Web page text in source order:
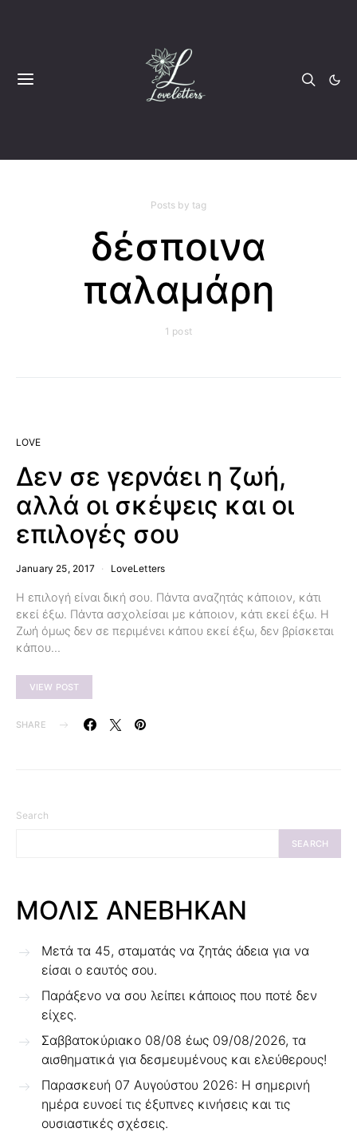
Posts by tag
δέσποινα
παλαμάρη
1 post
LOVE
Δεν σε γερνάει η ζωή,
αλλά οι σκέψεις και οι
επιλογές σου
January 25, 2017 LoveLetters
Η επιλογή είναι δική σου. Πάντα αναζητάς κάποιον, κάτι
εκεί έξω. Πάντα ασχολείσαι με κάποιον, κάτι εκεί έξω. Η
Ζωή όμως δεν σε περιμένει κάπου εκεί έξω, δεν βρίσκεται
κάπου…
VIEW POST
SHARE
Search
SEARCH
ΜΟΛΙΣ ΑΝΕΒΗΚΑΝ
Μετά τα 45, σταματάς να ζητάς άδεια για να
είσαι ο εαυτός σου.
Παράξενο να σου λείπει κάποιος που ποτέ δεν
είχες.
Σαββατοκύριακο 08/08 έως 09/08/2026, τα
αισθηματικά για δεσμευμένους και ελεύθερους!
Παρασκευή 07 Αυγούστου 2026: Η σημερινή
ημέρα ευνοεί τις έξυπνες κινήσεις και τις
ουσιαστικές σχέσεις.